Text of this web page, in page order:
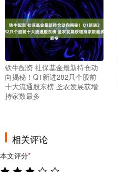
铁牛配资 社保基金最新持仓动
向揭秘！Q1新进282只个股前
十大流通股东榜 圣农发展获增
持家数最多
相关评论
本文评分*